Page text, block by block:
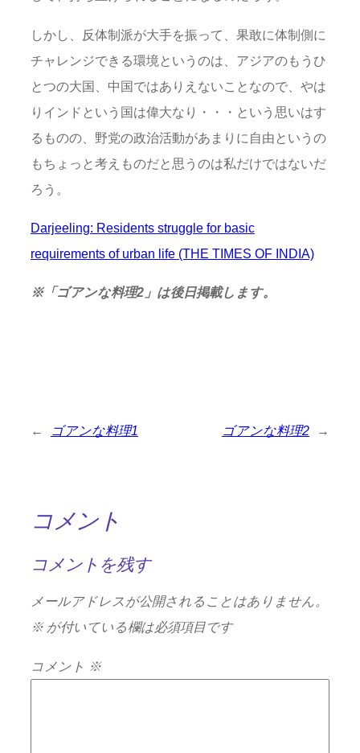
しかし、反体制派が大手を振って、果敢に体制側に
チャレンジできる環境というのは、アジアのもうひ
とつの大国、中国ではありえないことなので、やは
りインドという国は偉大なり・・・という思いはす
るものの、野党の政治活動があまりに自由というの
もちょっと考えものだと思うのは私だけではないだ
ろう。
Darjeeling: Residents struggle for basic
requirements of urban life (THE TIMES OF INDIA)
※「ゴアンな料理2」は後日掲載します。
← ゴアンな料理1 ゴアンな料理2 →
コメント
コメントを残す
メールアドレスが公開されることはありません。
※が付いている欄は必須項目です
コメント ※